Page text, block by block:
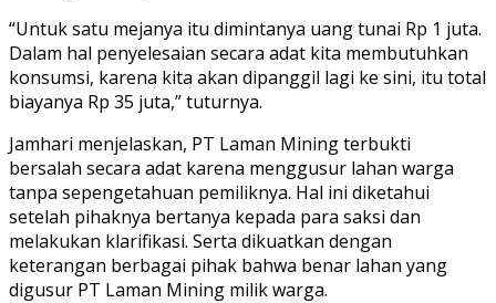
“Untuk satu mejanya itu dimintanya uang tunai Rp 1 juta.
Dalam hal penyelesaian secara adat kita membutuhkan
konsumsi, karena kita akan dipanggil lagi ke sini, itu total
biayanya Rp 35 juta,” tuturnya.
Jamhari menjelaskan, PT Laman Mining terbukti
bersalah secara adat karena menggusur lahan warga
tanpa sepengetahuan pemiliknya. Hal ini diketahui
setelah pihaknya bertanya kepada para saksi dan
melakukan klarifikasi. Serta dikuatkan dengan
keterangan berbagai pihak bahwa benar lahan yang
digusur PT Laman Mining milik warga.